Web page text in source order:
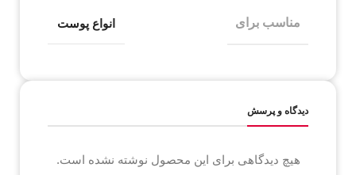
مناسب برای انواع پوست
دیدگاه و پرسش
هیچ دیدگاهی برای این محصول نوشته نشده است.